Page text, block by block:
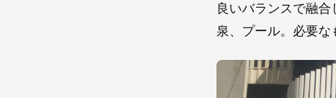
良いバランスで融
泉、プール。必要な